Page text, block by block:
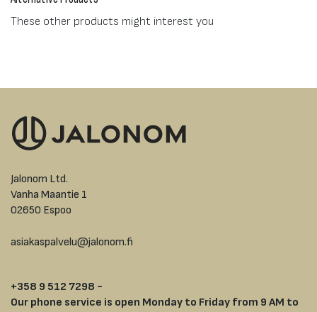
These other products might interest you
Jalonom Ltd.
Vanha Maantie 1
02650 Espoo
asiakaspalvelu@jalonom.fi
+358 9 512 7298 -
Our phone service is open Monday to Friday from 9 AM to